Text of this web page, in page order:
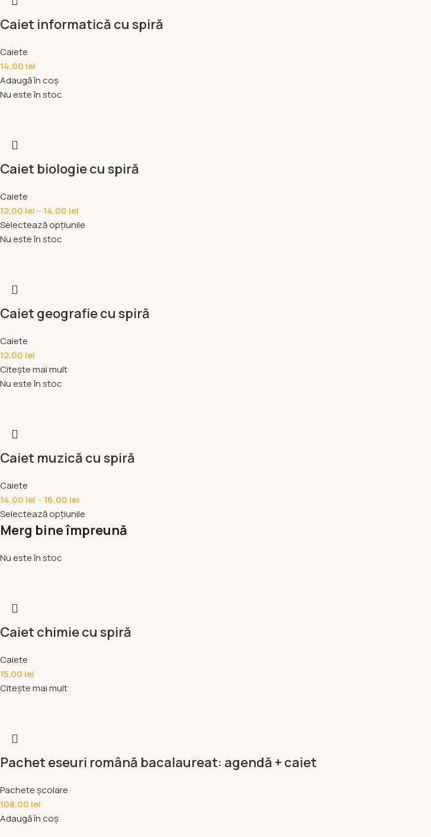
Caiet informatică cu spiră
Caiete
14,00 lei
Adaugă în coș
Nu este în stoc
Caiet biologie cu spiră
Caiete
12,00 lei –14,00 lei
Selectează opțiunile
Nu este în stoc
Caiet geografie cu spiră
Caiete
12,00 lei
Citește mai mult
Nu este în stoc
Caiet muzică cu spiră
Caiete
14,00 lei –16,00 lei
Selectează opțiunile
Merg bine împreună
Nu este în stoc
Caiet chimie cu spiră
Caiete
15,00 lei
Citește mai mult
Pachet eseuri română bacalaureat: agendă + caiet
Pachete școlare
108,00 lei
Adaugă în coș